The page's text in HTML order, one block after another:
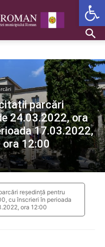
parcări
24.03.2022, ora
17.03.2022,
12:00
reședință pentru
cu înscrieri în perioada
ora 12:00